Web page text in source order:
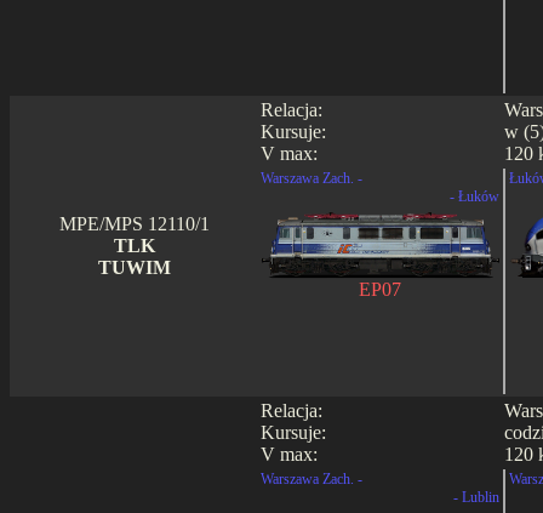
Relacja:
Kursuje:
V max:
w
120
MPE/MPS 12110/1
TLK
TUWIM
Warszawa Zach. -
- Łuków
EP07
Relacja:
Kursuje:
V max:
120
Warszawa Zach. -
- Lublin